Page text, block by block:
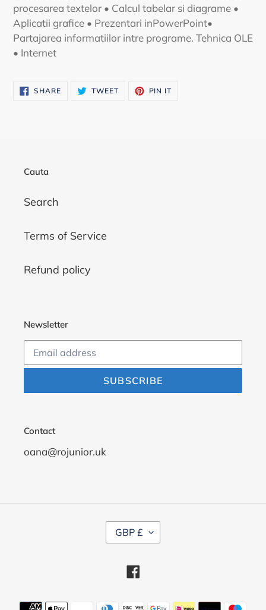
procesarea textelor • Calcul tabelar si diagrame •
Aplicatii grafice • Prezentari inPowerPoint•
Partajarea informatiilor intre programe. Tehnica OLE
• Internet
SHARESHARE
ON
TWEETTWEET PIN IT
Cauta
Search
Terms of Service
Refund policy
Newsletter
SUBSCRIBE
Contact
oana@rojunior.uk
C
U
C
GBP £
Facebook
Payment